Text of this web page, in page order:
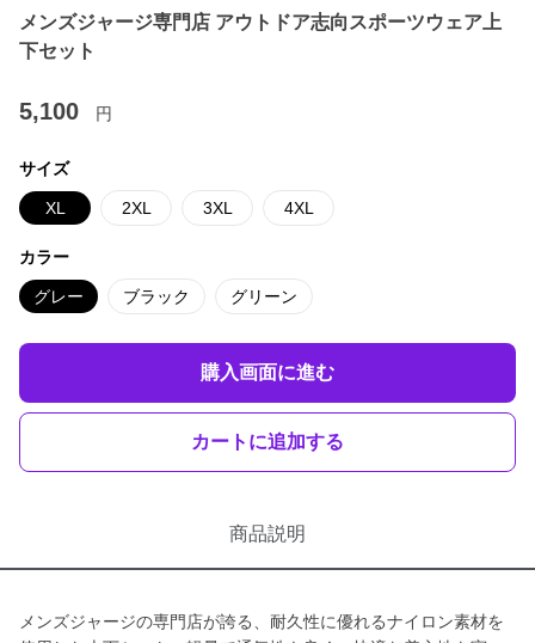
メンズジャージ専門店 アウトドア志向スポーツウェア上
下セット
5,100 円
サイズ
XL 2XL 3XL 4XL
カラー
グレー ブラック グリーン
購入画面に進む
カートに追加する
商品説明
メンズジャージの専門店が誇る、耐久性に優れるナイロン素材を